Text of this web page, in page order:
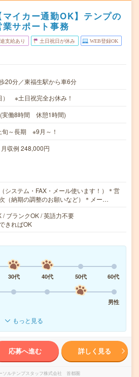
マイカー通勤OK】テンプの
サポート事務
支給あり 土日祝日が休み WEB登録OK
20分／東福生駅から車6分
） ※土日祝完全お休み！
実働8時間 休憩1時間)
旬～長期 ※9月～！
収例 248,000円
システム・FAX・メール使います！）＊営
（納期の調整のお願いなど）＊メー…
/ ブランクOK / 英語力不要
きればOK
30代 40代 50代
60代
男性
もっと見る
応募へ進む 詳しく見る
ソルテンプスタッフ株式会社 首都圏